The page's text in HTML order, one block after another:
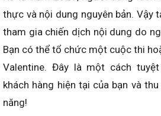
thực và nội dung nguyên bản. Vậy
tham gia chiến dịch nội dung do
Bạn có thể tổ chức một cuộc thi
Valentine. Đây là một cách
khách hàng hiện tại của bạn và
năng!